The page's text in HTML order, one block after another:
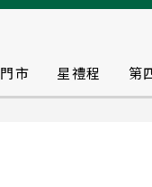
門市 星禮程 第